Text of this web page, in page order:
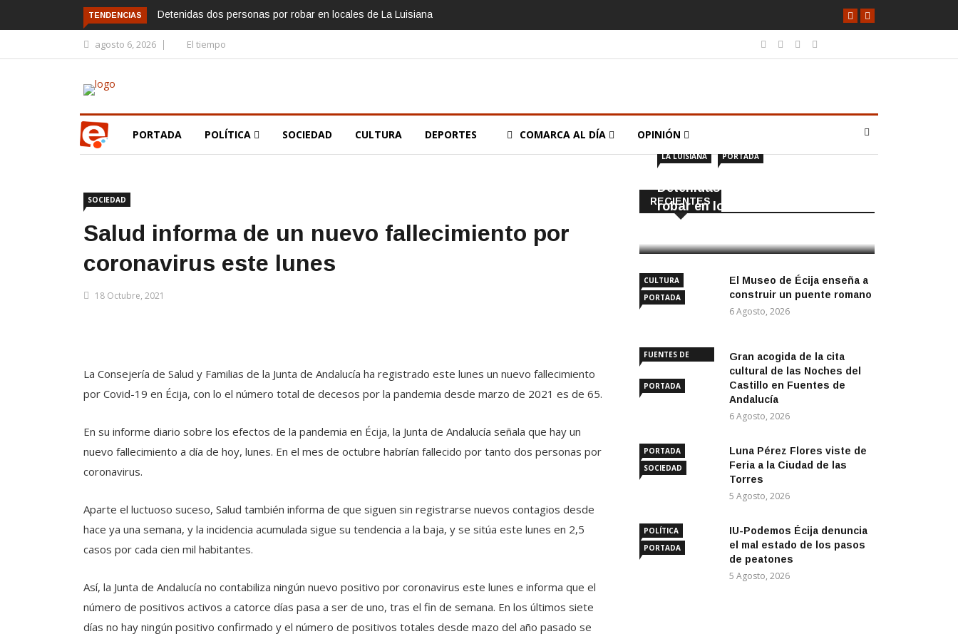
TENDENCIAS Detenidas dos personas por robar en locales de La Luisiana
agosto 6, 2026 El tiempo
PORTADA POLÍTICA SOCIEDAD CULTURA DEPORTES COMARCA AL DÍA OPINIÓN
SOCIEDAD
Salud informa de un nuevo fallecimiento por
coronavirus este lunes
18 Octubre, 2021
La Consejería de Salud y Familias de la Junta de Andalucía ha registrado este lunes un nuevo fallecimiento
por Covid-19 en Écija, con lo el número total de decesos por la pandemia desde marzo de 2021 es de 65.
En su informe diario sobre los efectos de la pandemia en Écija, la Junta de Andalucía señala que hay un
nuevo fallecimiento a día de hoy, lunes. En el mes de octubre habrían fallecido por tanto dos personas por
coronavirus.
Aparte el luctuoso suceso, Salud también informa de que siguen sin registrarse nuevos contagios desde
hace ya una semana, y la incidencia acumulada sigue su tendencia a la baja, y se sitúa este lunes en 2,5
casos por cada cien mil habitantes.
Así, la Junta de Andalucía no contabiliza ningún nuevo positivo por coronavirus este lunes e informa que el
número de positivos activos a catorce días pasa a ser de uno, tras el fin de semana. En los últimos siete
días no hay ningún positivo confirmado y el número de positivos totales desde mazo del año pasado se
RECIENTES
LA LUISIANA PORTADA
Detenidas dos personas por
robar en locales de La Luisiana
CULTURA
PORTADA
El Museo de Écija enseña a
construir un puente romano
6 Agosto, 2026
FUENTES DE
PORTADA
Gran acogida de la cita
cultural de las Noches del
Castillo en Fuentes de
Andalucía
6 Agosto, 2026
PORTADA
SOCIEDAD
Luna Pérez Flores viste de
Feria a la Ciudad de las
Torres
5 Agosto, 2026
POLÍTICA
PORTADA
IU-Podemos Écija denuncia
el mal estado de los pasos
de peatones
5 Agosto, 2026